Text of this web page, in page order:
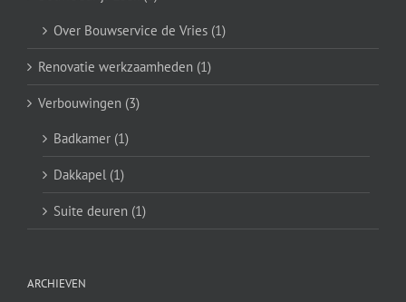
Over Bouwservice de Vries (1)
Renovatie werkzaamheden (1)
Verbouwingen (3)
Badkamer (1)
Dakkapel (1)
Suite deuren (1)
ARCHIEVEN